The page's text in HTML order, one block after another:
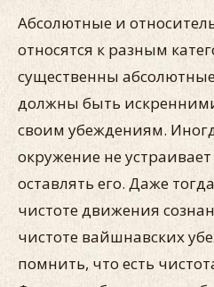
Абсолютные и
относятся к разным
существенны
должны быть
своим убеждениям.
окружение не
оставлять его. Даже
чистоте движения
чистоте вайшнавских
помнить, что есть